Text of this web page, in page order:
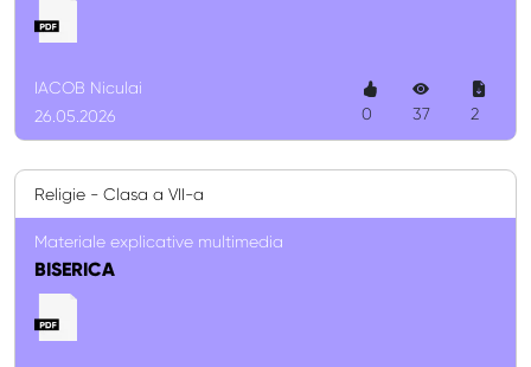
IACOB Niculai
26.05.2026
0 37 2
Religie - Clasa a VII-a
Materiale explicative multimedia
BISERICA